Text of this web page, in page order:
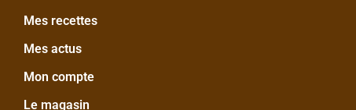
Mes recettes
Mes actus
Mon compte
Le magasin